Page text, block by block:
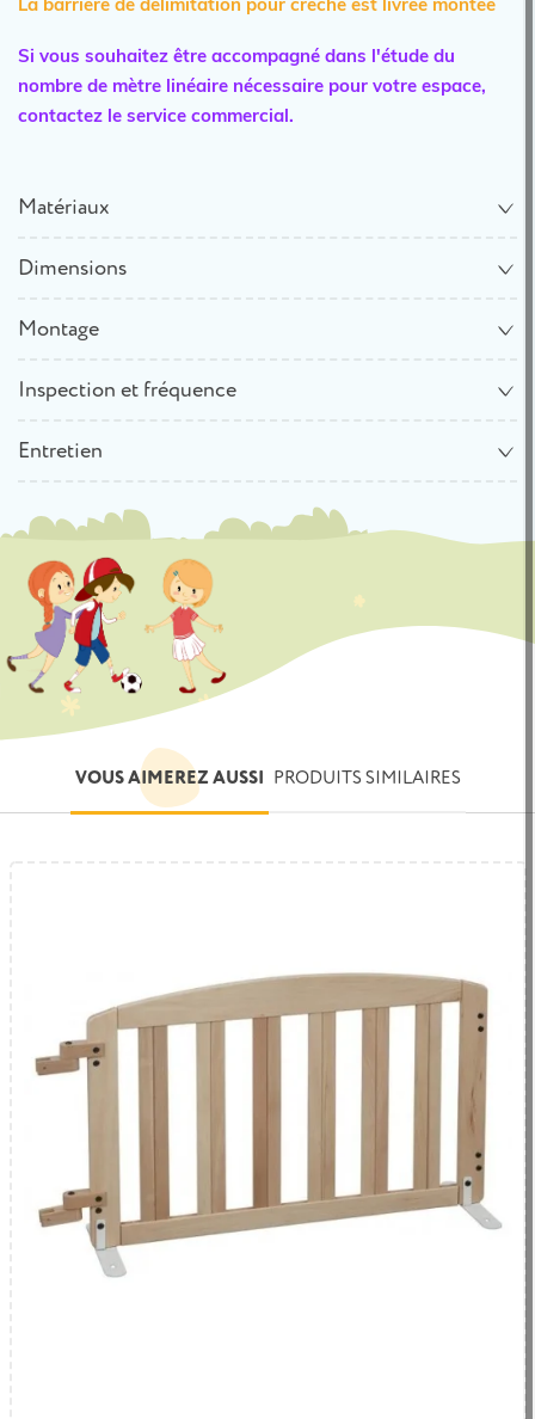
La barrière de délimitation pour crèche est livrée montée
Si vous souhaitez être accompagné dans l'étude du
nombre de mètre linéaire nécessaire pour votre espace,
contactez le service commercial.
Matériaux
Dimensions
Montage
Inspection et fréquence
Entretien
VOUS AIMEREZ AUSSI PRODUITS SIMILAIRES